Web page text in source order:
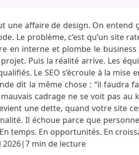
une affaire de design. On
Le problème, c’est qu’un site
en interne et plombe le
Puis la réalité arrive. Les
Le SEO s’écroule à la
dit la même chose : “il faudra
cadrage ne se voit pas
une dette, quand votre site
Il échoue parce que
temps. En opportunités. En
2026|7 min de lecture